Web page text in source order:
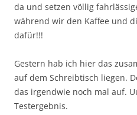
da und setzen völlig
während wir den Kaffee und
dafür!!!
Gestern hab ich hier das
auf dem Schreibtisch liegen.
das irgendwie noch mal auf.
Testergebnis.